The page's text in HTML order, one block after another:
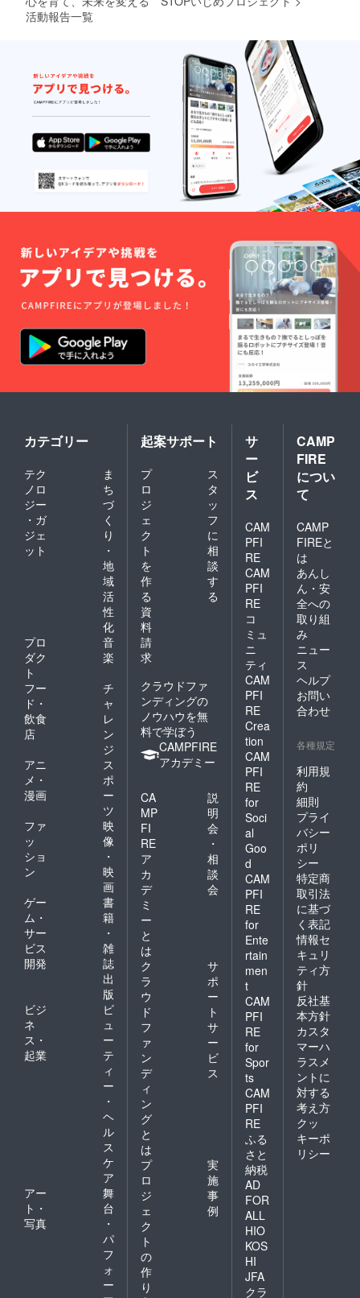
を建設し
また、個人
事業主とし
て始めた
ヒーリング
の仕事は
いまや６名
のスタッフ
と100人を超
える講師を
組織となっ
ています。
また、日本
の統合医療
の先駆けで
ある名古屋
の希望クリ
ニックにお
いて
PTSD（トラ
ウマ）を専
門に扱うセ
ラピストと
して長年勤
医療とヒー
リングのコ
ラボレー
ションを日
本で初めて
実現しまし
た。
業界でもお
そらく群を
抜く数の臨
床経験を
ベースに、
ヒーリング
大学時代に
学んだ人格
構造分析学
を
独自に日本
人向けに編
み直した
キャラクト
ロジー心理
学が
多くの人の
心に響き、
習得したい
というたく
さんのお声
をいただい
たことから
2015年に思
い切って設
立したのが
HITキャラク
トロジー心
理学協会で
す。
現在、私は
キャラクト
ロジー心理
品） ・
のお礼
のメー
ル ・活
動報告
メール
活動報告一覧
カテゴリー
テク
ノロ
ジー
・ガ
ジェ
ット
ま
ち
づ
く
り
・
地
域
活
性
化
プロ
ダク
ト
音
楽
フー
ド・
飲食
店
チ
ャ
レ
ン
ジ
アニ
メ・
漫画
ス
ポ
ー
ツ
ファ
ッ
ショ
ン
映
像
・
映
画
ゲー
ム・
サー
ビス
開発
書
籍
・
雑
誌
出
版
ビジ
ネ
ス・
起業
ビ
ュ
ー
テ
ィ
ー
・
ヘ
ル
ス
ケ
ア
アー
ト・
写真
舞
台
・
パ
フ
ォ
ー
起案サポート
プ
ロ
ジ
ェ
ク
ト
を
作
る
ス
タ
ッ
フ
に
相
談
す
る
資
料
請
求
クラウドファ
ンディングの
ノウハウを無
料で学ぼう
CAMPFIRE
アカデミー
CA
MP
FI
RE
ア
カ
デ
ミ
ー
と
は
説
明
会
・
相
談
会
ク
ラ
ウ
ド
フ
ァ
ン
デ
ィ
ン
グ
と
は
サ
ポ
ー
ト
サ
ー
ビ
ス
プ
ロ
ジ
ェ
ク
ト
の
作
り
実
施
事
例
サ
ー
ビ
ス
CAM
PFI
RE
CAM
PFI
RE
コ
ミュ
ニ
ティ
CAM
PFI
RE
Crea
tion
CAM
PFI
RE
for
Soci
al
Goo
d
CAM
PFI
RE
for
Ente
rtain
men
t
CAM
PFI
RE
for
Spor
ts
CAM
PFI
RE
ふる
さと
納税
AD
FOR
ALL
HIO
KOS
HI
JFA
クラ
CAMP
FIRE
につい
て
CAMP
FIREと
は
あんし
ん・安
全への
取り組
み
ニュー
ス
ヘルプ
お問い
合わせ
各種規定
利用規
約
細則
プライ
バシー
ポリ
シー
特定商
取引法
に基づ
く表記
情報セ
キュリ
ティ方
針
反社基
本方針
カスタ
マーハ
ラスメ
ントに
対する
考え方
クッ
キーポ
リシー